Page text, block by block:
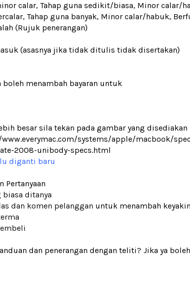
calar, Tahap guna sedikit/biasa, Minor calar/
Tahap guna banyak, Minor calar/habuk,
(Rujuk penerangan)
(asasnya jika tidak ditulis tidak disertakan)
menambah bayaran untuk
besar sila tekan pada gambar yang disediakan
systems/apple/macbook/
2008-unibody-specs.html
diganti baru
Pertanyaan
biasa ditanya
dan komen pelanggan untuk menambah
dan penerangan dengan teliti? Jika ya